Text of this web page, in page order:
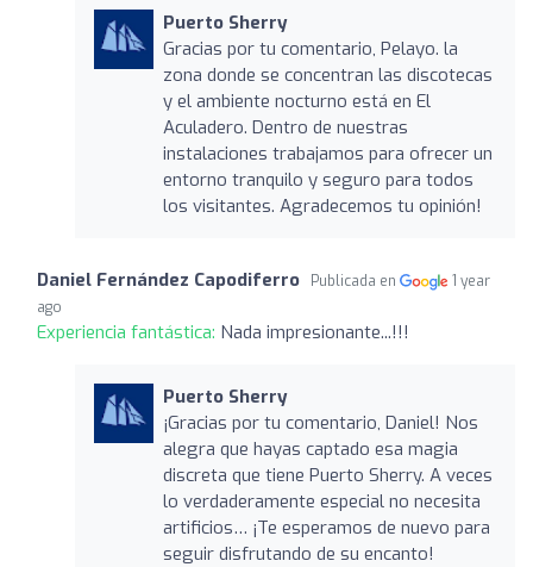
Puerto Sherry
Gracias por tu comentario, Pelayo. la
zona donde se concentran las discotecas
y el ambiente nocturno está en El
Aculadero. Dentro de nuestras
instalaciones trabajamos para ofrecer un
entorno tranquilo y seguro para todos
los visitantes. Agradecemos tu opinión!
Daniel Fernández Capodiferro Publicada en
1 year
ago
Experiencia fantástica: Nada impresionante...!!!
Puerto Sherry
¡Gracias por tu comentario, Daniel! Nos
alegra que hayas captado esa magia
discreta que tiene Puerto Sherry. A veces
lo verdaderamente especial no necesita
artificios… ¡Te esperamos de nuevo para
seguir disfrutando de su encanto!